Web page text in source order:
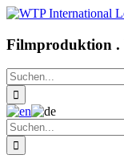
Zum
springen
Filmproduktion .
Suche
nach:
Suche
nach: